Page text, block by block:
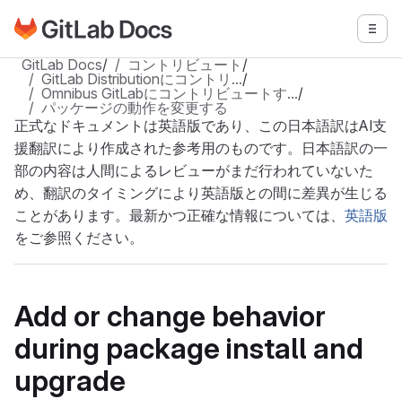
メインコンテンツにスキップ
GitLabドキュメントのホームページに移動 メニ
GitLab Docs/ コントリビュート /
GitLab Distributionにコントリ…/
Omnibus GitLabにコントリビュートす…/
パッケージの動作を変更する
正式なドキュメントは英語版であり、この日本語訳はAI支
援翻訳により作成された参考用のものです。日本語訳の一
部の内容は人間によるレビューがまだ行われていないた
め、翻訳のタイミングにより英語版との間に差異が生じる
ことがあります。最新かつ正確な情報については、 英語版
をご参照ください。
Add or change behavior
during package install and
upgrade